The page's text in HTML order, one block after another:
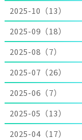
2025-10（13）
2025-09（18）
2025-08（7）
2025-07（26）
2025-06（7）
2025-05（13）
2025-04（17）